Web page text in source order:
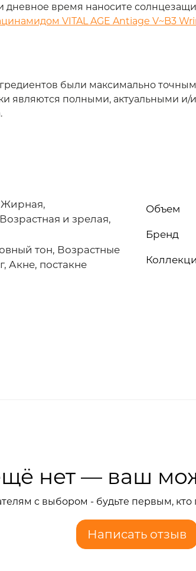
время наносите
VITAL AGE Antiage V~B3
были максимально
являются полными, актуальными
Жирная,
и зрелая,
тон, Возрастные
Акне, постакне
Объем
Бренд
нет — ваш
с выбором - будьте первым,
Написать отзыв